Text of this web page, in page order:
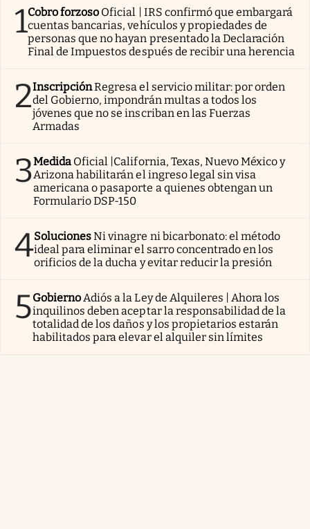
1Cobro forzoso Oficial | IRS confirmó que embargará
cuentas bancarias, vehículos y propiedades de
personas que no hayan presentado la Declaración
Final de Impuestos después de recibir una herencia
2InscripciónRegresa el servicio militar: por orden
del Gobierno, impondrán multas a todos los
jóvenes que no se inscriban en las Fuerzas
Armadas
3Medida Oficial |California, Texas, Nuevo México y
Arizona habilitarán el ingreso legal sin visa
americana o pasaporte a quienes obtengan un
Formulario DSP-150
4SolucionesNi vinagre ni bicarbonato: el método
ideal para eliminar el sarro concentrado en los
orificios de la ducha y evitar reducir la presión
5GobiernoAdiós a la Ley de Alquileres | Ahora los
inquilinos deben aceptar la responsabilidad de la
totalidad de los daños y los propietarios estarán
habilitados para elevar el alquiler sin límites